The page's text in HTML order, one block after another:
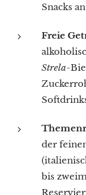
Snacks
Freie
Strela-
der
bis